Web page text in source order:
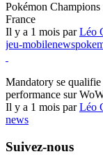
Pokémon
France
Il y a 1 mois parLéo
jeu-mobilenews
Mandatory se
performance sur
Il y a 1 mois parLéo
news
Suivez-nous